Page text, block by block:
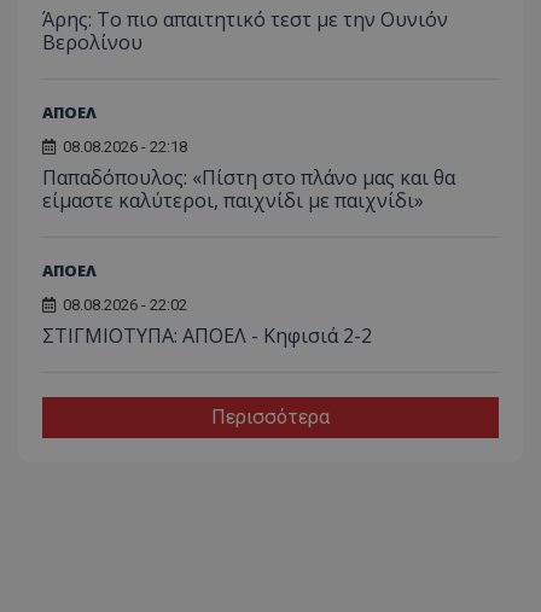
Άρης: Το πιο απαιτητικό τεστ με την Ουνιόν
Βερολίνου
ΑΠΟΕΛ
08.08.2026 - 22:18
Παπαδόπουλος: «Πίστη στο πλάνο μας και θα
είμαστε καλύτεροι, παιχνίδι με παιχνίδι»
ΑΠΟΕΛ
08.08.2026 - 22:02
ΣΤΙΓΜΙΟΤΥΠΑ: ΑΠΟΕΛ - Κηφισιά 2-2
Περισσότερα